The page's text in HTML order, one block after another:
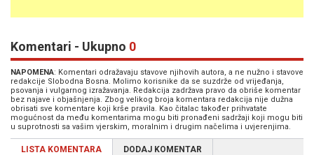
Komentari - Ukupno 0
NAPOMENA: Komentari odražavaju stavove njihovih autora, a ne nužno i stavove
redakcije Slobodna Bosna. Molimo korisnike da se suzdrže od vrijeđanja,
psovanja i vulgarnog izražavanja. Redakcija zadržava pravo da obriše komentar
bez najave i objašnjenja. Zbog velikog broja komentara redakcija nije dužna
obrisati sve komentare koji krše pravila. Kao čitalac također prihvatate
mogućnost da među komentarima mogu biti pronađeni sadržaji koji mogu biti
u suprotnosti sa vašim vjerskim, moralnim i drugim načelima i uvjerenjima.
LISTA KOMENTARA DODAJ KOMENTAR